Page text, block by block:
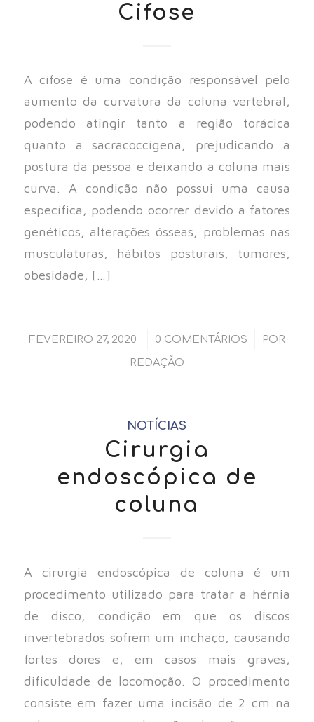
Cifose
A cifose é uma condição responsável pelo
aumento da curvatura da coluna vertebral,
podendo atingir tanto a região torácica
quanto a sacracoccígena, prejudicando a
postura da pessoa e deixando a coluna mais
curva. A condição não possui uma causa
específica, podendo ocorrer devido a fatores
genéticos, alterações ósseas, problemas nas
musculaturas, hábitos posturais, tumores,
obesidade, […]
FEVEREIRO 27, 2020
/ 0 COMENTÁRIOS
/ POR
REDAÇÃO
NOTÍCIAS
Cirurgia
endoscópica de
coluna
A cirurgia endoscópica de coluna é um
procedimento utilizado para tratar a hérnia
de disco, condição em que os discos
invertebrados sofrem um inchaço, causando
fortes dores e, em casos mais graves,
dificuldade de locomoção. O procedimento
consiste em fazer uma incisão de 2 cm na